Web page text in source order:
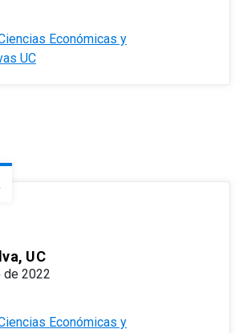
Económicas y
UC
UC
de 2022
Económicas y